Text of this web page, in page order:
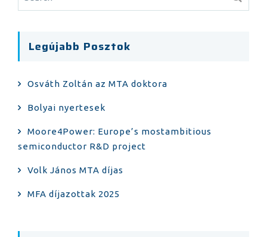
Legújabb Posztok
Osváth Zoltán az MTA doktora
Bolyai nyertesek
Moore4Power: Europe’s mostambitious
semiconductor R&D project
Volk János MTA díjas
MFA díjazottak 2025